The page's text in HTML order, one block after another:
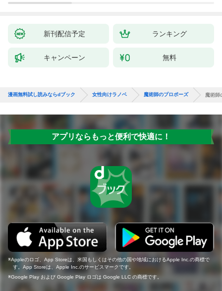
新刊配信予定 ランキング
キャンペーン 無料
漫画無料試し読みならdブック 女性向けラノベ 魔術師のプロポーズ 魔術師
アプリならもっと便利で快適に！
Appleのロゴ、App Storeは、米国もしくはその他の国や地域におけるApple Inc.の商標で
す。App Storeは、Apple Inc.のサービスマークです。
Google Play および Google Play ロゴは Google LLC の商標です。